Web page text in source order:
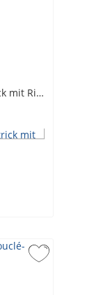
Langarm-Poloshirt in Feinstrick mit Ringelstreifen